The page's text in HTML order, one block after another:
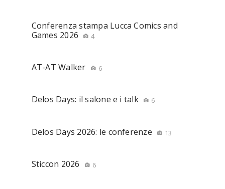
Conferenza stampa Lucca Comics and
Games 2026
4
AT-AT Walker 6
Delos Days: il salone e i talk 6
Delos Days 2026: le conferenze 13
Sticcon 2026 6